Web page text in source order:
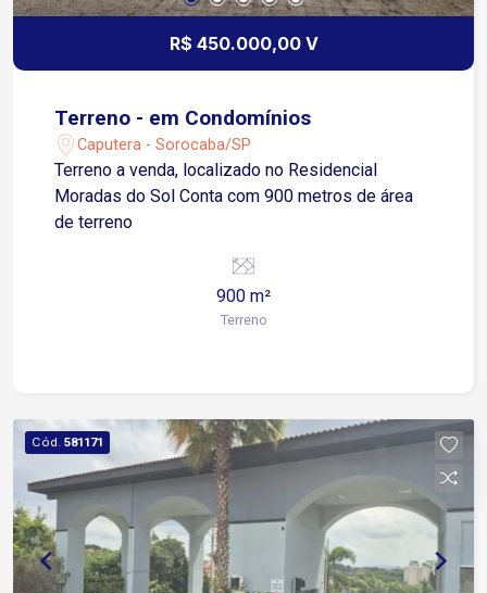
esse espaço perfeito para seu próximo projeto!
R$ 450.000,00 V
Terreno - em Condomínios
Caputera - Sorocaba/SP
Terreno a venda, localizado no Residencial
Moradas do Sol Conta com 900 metros de área
de terreno
900 m²
Terreno
Cód. 581171